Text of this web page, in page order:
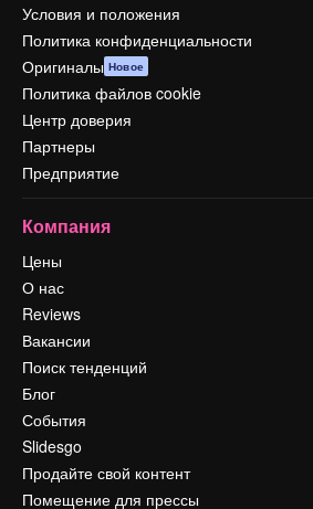
Условия и положения
Политика конфиденциальности
Оригиналы Новое
Политика файлов cookie
Центр доверия
Партнеры
Предприятие
Компания
Цены
О нас
Reviews
Вакансии
Поиск тенденций
Блог
События
Slidesgo
Продайте свой контент
Помещение для прессы